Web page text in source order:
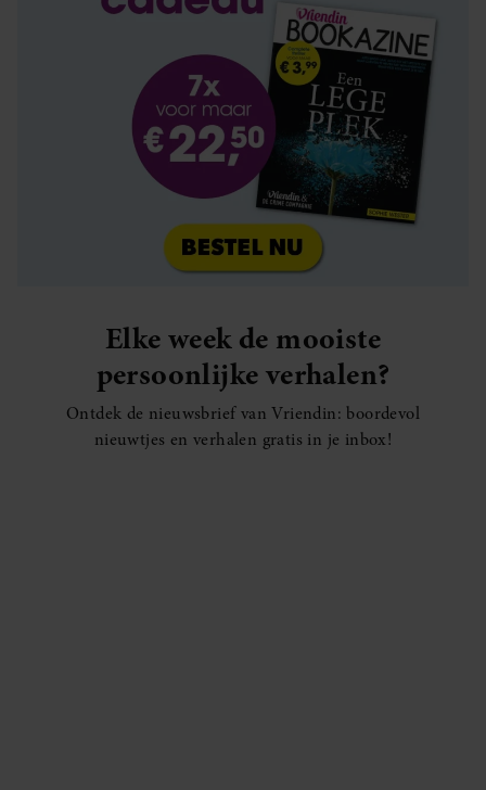
Elke week de mooiste
persoonlijke verhalen?
Ontdek de nieuwsbrief van Vriendin: boordevol
nieuwtjes en verhalen gratis in je inbox!